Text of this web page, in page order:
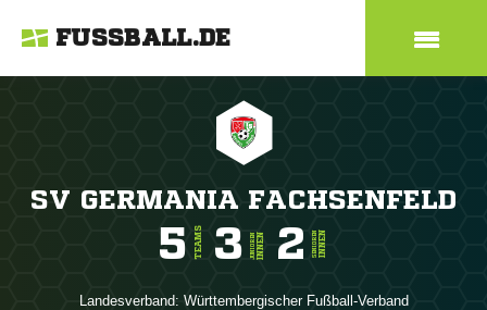
FUSSBALL.DE
SV GERMANIA FACHSENFELD
5 TEAMS 3 JUNIORENINNEN 2 SENIORENINNEN
Landesverband: Württembergischer Fußball-Verband